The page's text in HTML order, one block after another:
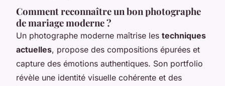
Comment reconnaître un bon photographe
de mariage moderne ?
Un photographe moderne maîtrise les techniques
actuelles, propose des compositions épurées et
capture des émotions authentiques. Son portfolio
révèle une identité visuelle cohérente et des